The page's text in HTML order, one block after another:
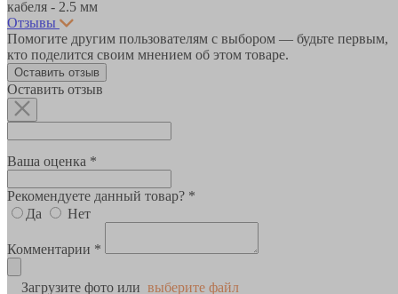
кабеля - 2.5 мм
Отзывы
Помогите другим пользователям с выбором — будьте первым,
кто поделится своим мнением об этом товаре.
Оставить отзыв
Оставить отзыв
Ваша оценка *
Рекомендуете данный товар? *
Да
Нет
Комментарии *
Загрузите фото или выберите файл